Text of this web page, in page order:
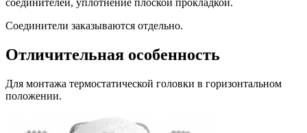
Соединители заказываются отдельно.
Отличительная особенность
Для монтажа термостатической головки в горизонтальном
положении.